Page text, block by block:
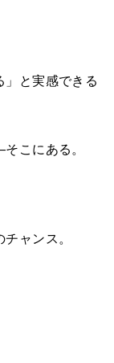
」と実感できる
こにある。
ャンス。